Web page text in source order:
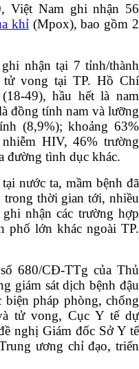
Việt Nam ghi nhận 56
khỉ(Mpox), bao gồm 2
nhận tại 7 tỉnh/thành
vong tại TP. Hồ Chí
49), hầu hết là nam
đồng tính nam và lưỡng
(8,9%); khoảng 63%
HIV, 46% trường
đường tình dục khác.
nước ta, mầm bệnh đã
trong thời gian tới, nhiều
nhận các trường hợp
phố lớn khác ngoài TP.
680/CĐ-TTg của Thủ
giám sát dịch bệnh đậu
pháp phòng, chống
tử vong, Cục Y tế dự
nghị Giám đốc Sở Y tế
ương chỉ đạo, triển